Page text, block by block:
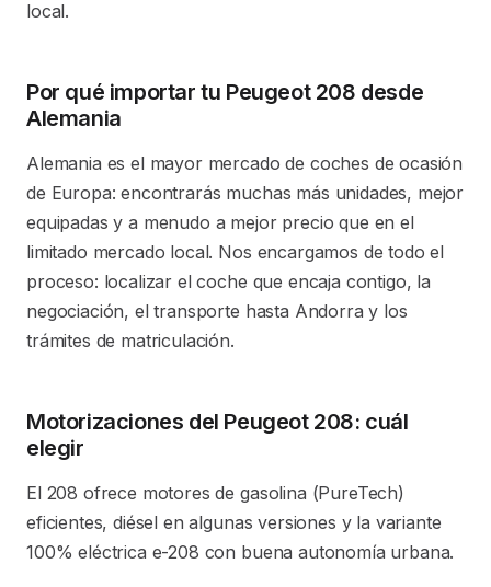
local.
Por qué importar tu Peugeot 208 desde
Alemania
Alemania es el mayor mercado de coches de ocasión
de Europa: encontrarás muchas más unidades, mejor
equipadas y a menudo a mejor precio que en el
limitado mercado local. Nos encargamos de todo el
proceso: localizar el coche que encaja contigo, la
negociación, el transporte hasta Andorra y los
trámites de matriculación.
Motorizaciones del Peugeot 208: cuál
elegir
El 208 ofrece motores de gasolina (PureTech)
eficientes, diésel en algunas versiones y la variante
100% eléctrica e-208 con buena autonomía urbana.